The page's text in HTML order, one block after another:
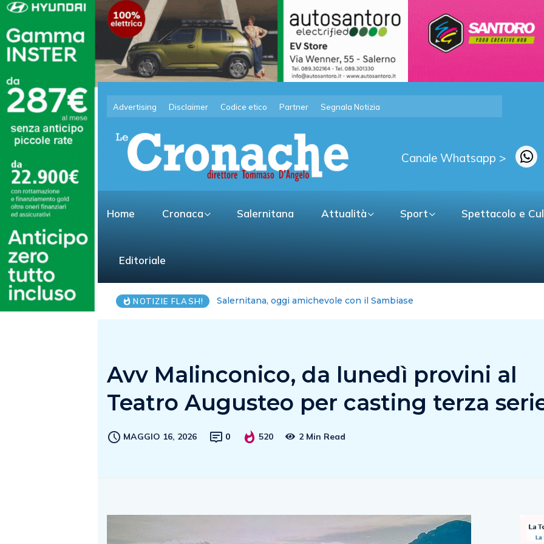
Advertising Disclaimer Codice etico Partner Segnala Notizia
Canale Whatsapp >
Home Cronaca Salernitana Attualità Sport Spettacolo e
Editoriale
NOTIZIE FLASH! Blackout Internet blocca la Costiera : FeNAILP, chiederemo i danni
Avv Malinconico, da lunedì provini al
Teatro Augusteo per casting terza
MAGGIO 16, 2026 0 520 2 Min Read